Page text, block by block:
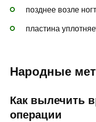
позднее возле
пластина
Народные
Как вылечить
операции